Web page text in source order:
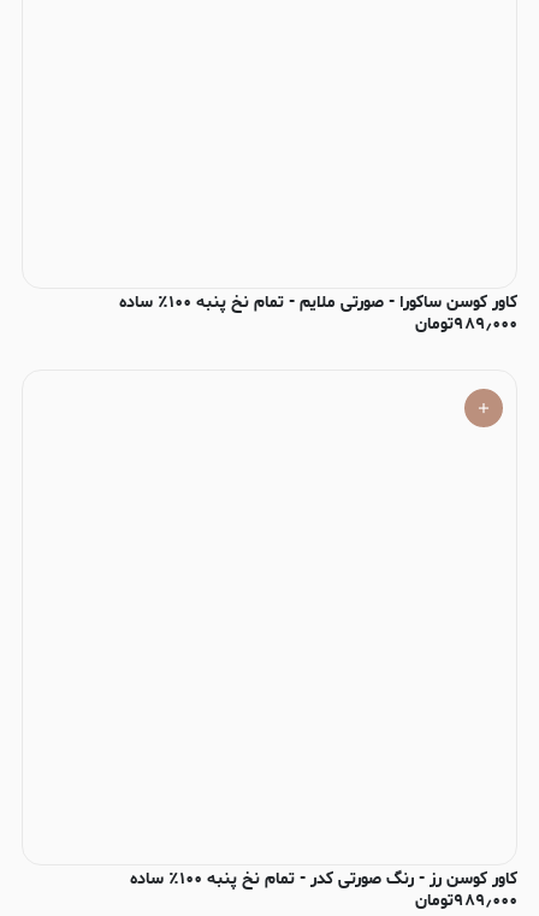
کاور کوسن ساکورا - صورتی ملایم - تمام نخ پنبه ۱۰۰٪ ساده
۹۸۹٫۰۰۰تومان
کاور کوسن رز - رنگ صورتی کدر - تمام نخ پنبه ۱۰۰٪ ساده
۹۸۹٫۰۰۰تومان